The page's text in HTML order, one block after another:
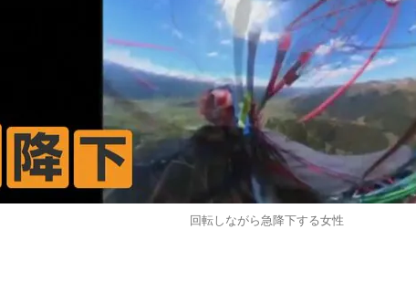
回転しながら急降下する女性